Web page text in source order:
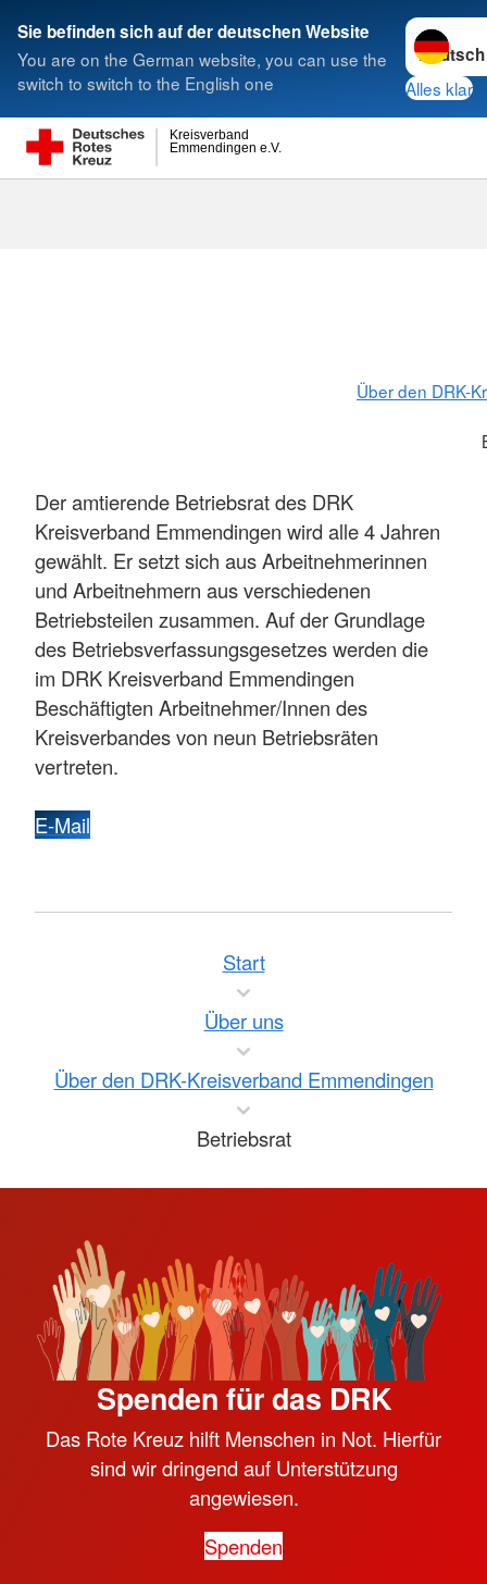
Sie befinden sich auf der deutschen Website
You are on the German website, you can use the
switch to switch to the English one
Sprache
Alles klar
Emmendingen e.V.
Kreisverband
Suche
Über den DRK-
Der amtierende Betriebsrat des DRK
Kreisverband Emmendingen wird alle 4 Jahren
gewählt. Er setzt sich aus Arbeitnehmerinnen
und Arbeitnehmern aus verschiedenen
Betriebsteilen zusammen. Auf der Grundlage
des Betriebsverfassungsgesetzes werden die
im DRK Kreisverband Emmendingen
Beschäftigten Arbeitnehmer/Innen des
Kreisverbandes von neun Betriebsräten
vertreten.
E-Mail
Start
Über uns
Über den DRK-Kreisverband Emmendingen
Betriebsrat
Spenden für das DRK
Das Rote Kreuz hilft Menschen in Not. Hierfür
sind wir dringend auf Unterstützung
angewiesen.
Spenden